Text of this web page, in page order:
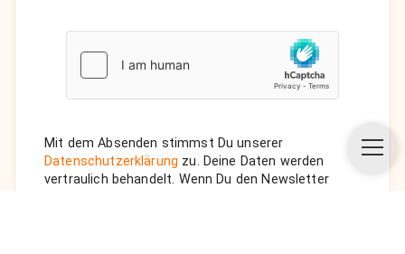
Mit dem Absenden stimmst Du unserer
Datenschutzerklärung zu. Deine Daten werden
vertraulich behandelt. Wenn Du den Newsletter